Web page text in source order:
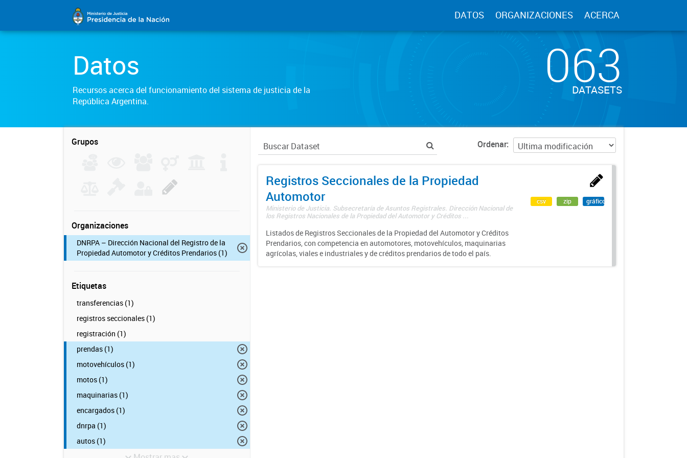
DATOS ORGANIZACIONES ACERCA
Datos
Recursos acerca del funcionamiento del sistema de justicia de la
República Argentina.
063
DATASETS
Grupos
Organizaciones
DNRPA – Dirección Nacional del Registro de la
Propiedad Automotor y Créditos Prendarios (1)
Etiquetas
transferencias (1)
registros seccionales (1)
registración (1)
prendas (1)
motovehículos (1)
motos (1)
maquinarias (1)
encargados (1)
dnrpa (1)
autos (1)
Ordenar
Registros Seccionales de la Propiedad
Automotor
Ministerio de Justicia. Subsecretaría de Asuntos Registrales. Dirección Nacional de
los Registros Nacionales de la Propiedad del Automotor y Créditos ...
Listados de Registros Seccionales de la Propiedad del Automotor y Créditos
Prendarios, con competencia en automotores, motovehículos, maquinarias
agrícolas, viales e industriales y de créditos prendarios de todo el país.
csv zip gráfico